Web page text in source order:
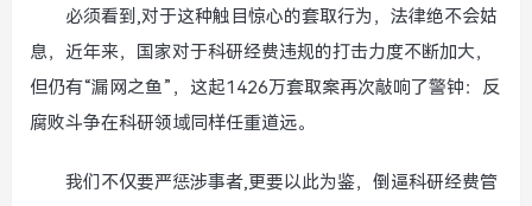
必须看到,对于这种触目惊心的套取行为，法律绝不会姑
息，近年来，国家对于科研经费违规的打击力度不断加大，
但仍有“漏网之鱼”，这起1426万套取案再次敲响了警钟：反
腐败斗争在科研领域同样任重道远。
我们不仅要严惩涉事者,更要以此为鉴，倒逼科研经费管